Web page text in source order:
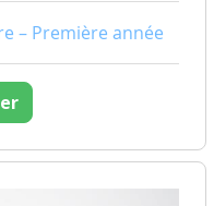
– Première année